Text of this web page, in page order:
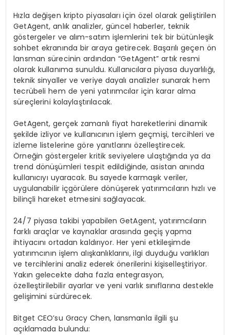
Hızla değişen kripto piyasaları için özel olarak geliştirilen
GetAgent, anlık analizler, güncel haberler, teknik
göstergeler ve alım-satım işlemlerini tek bir bütünleşik
sohbet ekranında bir araya getirecek. Başarılı geçen ön
lansman sürecinin ardından “GetAgent” artık resmi
olarak kullanıma sunuldu. Kullanıcılara piyasa duyarlılığı,
teknik sinyaller ve veriye dayalı analizler sunarak hem
tecrübeli hem de yeni yatırımcılar için karar alma
süreçlerini kolaylaştırılacak.
GetAgent, gerçek zamanlı fiyat hareketlerini dinamik
şekilde izliyor ve kullanıcının işlem geçmişi, tercihleri ve
izleme listelerine göre yanıtlarını özelleştirecek.
Örneğin göstergeler kritik seviyelere ulaştığında ya da
trend dönüşümleri tespit edildiğinde, asistan anında
kullanıcıyı uyaracak. Bu sayede karmaşık veriler,
uygulanabilir içgörülere dönüşerek yatırımcıların hızlı ve
bilinçli hareket etmesini sağlayacak.
24/7 piyasa takibi yapabilen GetAgent, yatırımcıların
farklı araçlar ve kaynaklar arasında geçiş yapma
ihtiyacını ortadan kaldırıyor. Her yeni etkileşimde
yatırımcının işlem alışkanlıklarını, ilgi duyduğu varlıkları
ve tercihlerini analiz ederek önerilerini kişiselleştiriyor.
Yakın gelecekte daha fazla entegrasyon,
özelleştirilebilir ayarlar ve yeni varlık sınıflarına destekle
gelişimini sürdürecek.
Bitget CEO’su Gracy Chen, lansmanla ilgili şu
açıklamada bulundu: